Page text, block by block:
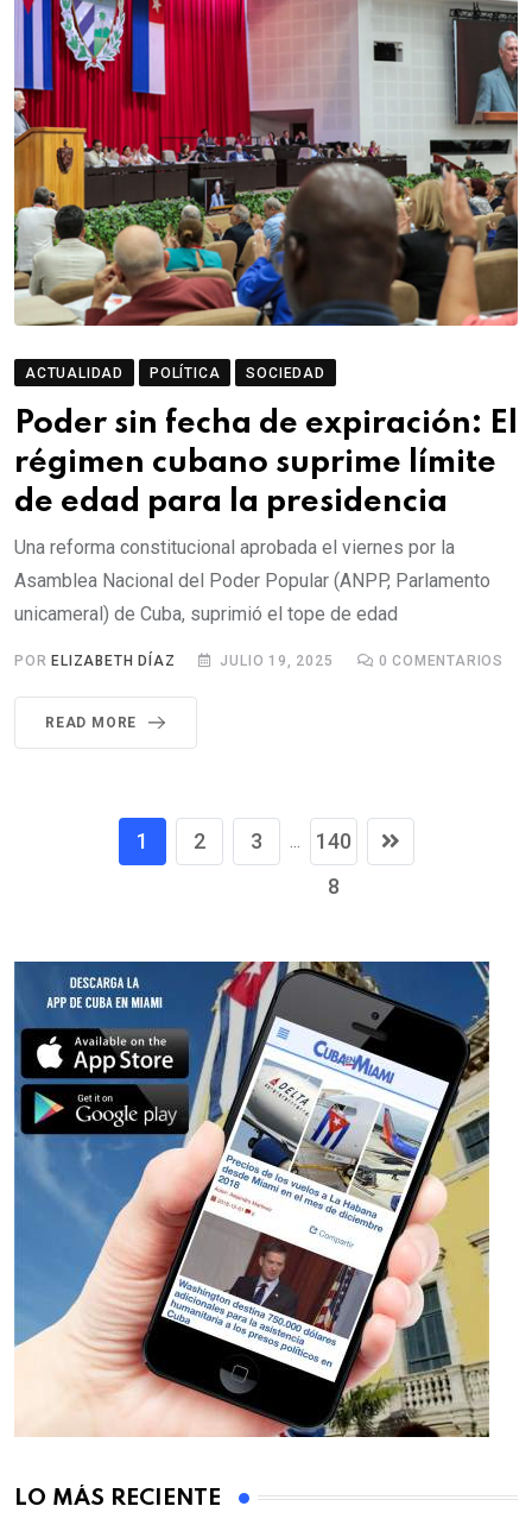
ACTUALIDAD POLÍTICA SOCIEDAD
Poder sin fecha de expiración: El
régimen cubano suprime límite
de edad para la presidencia
Una reforma constitucional aprobada el viernes por la
Asamblea Nacional del Poder Popular (ANPP, Parlamento
unicameral) de Cuba, suprimió el tope de edad
PORELIZABETH DÍAZ JULIO 19, 2025 0 COMENTARIOS
READ MORE
1 2 3
140
8
LO MÁS RECIENTE